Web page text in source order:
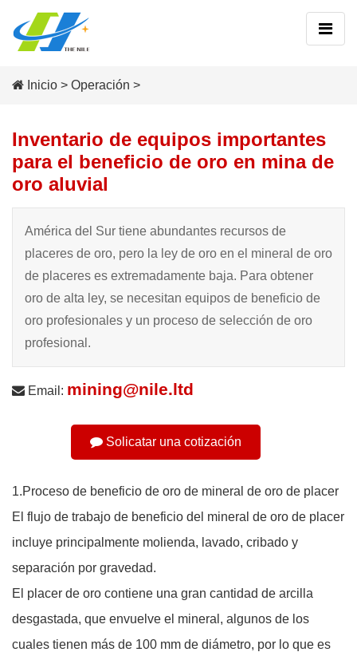
Inicio > Operación >
Inventario de equipos importantes
para el beneficio de oro en mina de
oro aluvial
América del Sur tiene abundantes recursos de
placeres de oro, pero la ley de oro en el mineral de oro
de placeres es extremadamente baja. Para obtener
oro de alta ley, se necesitan equipos de beneficio de
oro profesionales y un proceso de selección de oro
profesional.
Email: mining@nile.ltd
Solicatar una cotización
1.Proceso de beneficio de oro de mineral de oro de placer
El flujo de trabajo de beneficio del mineral de oro de placer
incluye principalmente molienda, lavado, cribado y
separación por gravedad.
El placer de oro contiene una gran cantidad de arcilla
desgastada, que envuelve el mineral, algunos de los
cuales tienen más de 100 mm de diámetro, por lo que es